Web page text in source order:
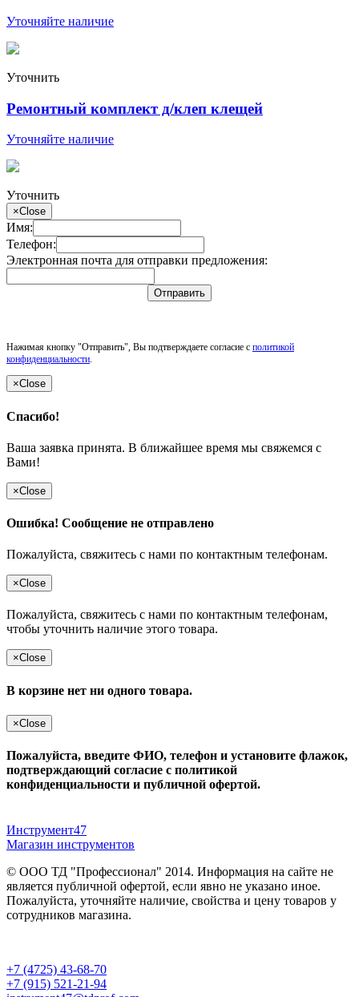
Уточняйте наличие
Уточнить
Ремонтный комплект д/клеп клещей
Уточняйте наличие
Уточнить
×Close
Имя:
Телефон:
Электронная почта для отправки предложения:
Отправить
Нажимая кнопку "Отправить", Вы подтверждаете согласие с политикой
конфиденциальности.
×Close
Спасибо!
Ваша заявка принята. В ближайшее время мы свяжемся с
Вами!
×Close
Ошибка! Сообщение не отправлено
Пожалуйста, свяжитесь с нами по контактным телефонам.
×Close
Пожалуйста, свяжитесь с нами по контактным телефонам,
чтобы уточнить наличие этого товара.
×Close
В корзине нет ни одного товара.
×Close
Пожалуйста, введите ФИО, телефон и установите флажок,
подтверждающий согласие с политикой
конфиденциальности и публичной офертой.
Инструмент47
Магазин инструментов
© ООО ТД "Профессионал" 2014. Информация на сайте не
является публичной офертой, если явно не указано иное.
Пожалуйста, уточняйте наличие, свойства и цену товаров у
сотрудников магазина.
+7 (4725) 43-68-70
+7 (915) 521-21-94